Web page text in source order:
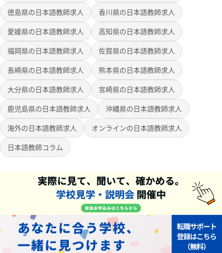
徳島県の日本語教師求人
香川県の日本語教師求人
愛媛県の日本語教師求人
高知県の日本語教師求人
福岡県の日本語教師求人
佐賀県の日本語教師求人
長崎県の日本語教師求人
熊本県の日本語教師求人
大分県の日本語教師求人
宮崎県の日本語教師求人
鹿児島県の日本語教師求人
沖縄県の日本語教師求人
海外の日本語教師求人
オンラインの日本語教師求人
日本語教師コラム